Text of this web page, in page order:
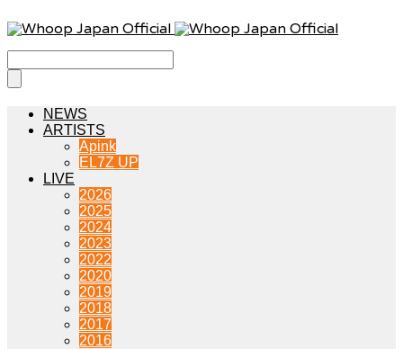
NEWS
ARTISTS
Apink
EL7Z UP
LIVE
2026
2025
2024
2023
2022
2020
2019
2018
2017
2016